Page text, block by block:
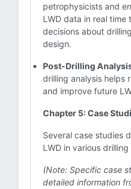
petrophysicists and
LWD data in real time
decisions about
design.
Post-Drilling
drilling analysis helps
and improve future
Chapter 5: Case
Several case studies
LWD in various drilling
(Note: Specific case
detailed information